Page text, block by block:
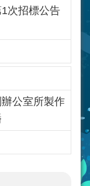
次招標公告
公室所製作